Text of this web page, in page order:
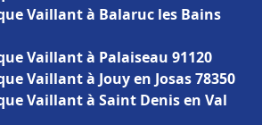
Vaillant à Balaruc les Bains
Vaillant à Palaiseau 91120
Vaillant à Jouy en Josas 78350
Vaillant à Saint Denis en Val